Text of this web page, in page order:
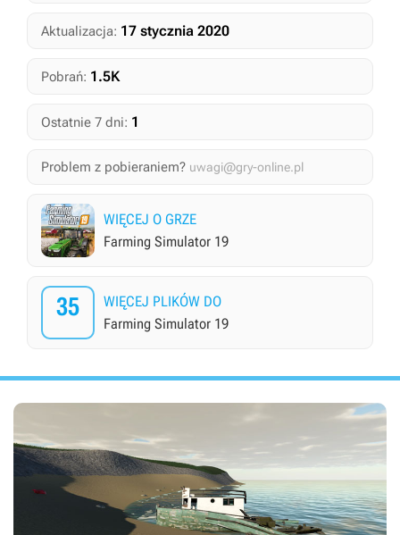
Aktualizacja: 17 stycznia 2020
Pobrań: 1.5K
Ostatnie 7 dni: 1
Problem z pobieraniem? uwagi@gry-online.pl
WIĘCEJ O GRZE
Farming Simulator 19
35
WIĘCEJ PLIKÓW DO
Farming Simulator 19